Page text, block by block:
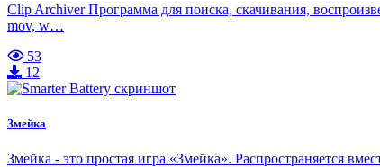
Clip Archiver Программа для поиска, скачивания,
mov, w…
53
12
Змейка
Змейка - это простая игра «Змейка». Распространяется